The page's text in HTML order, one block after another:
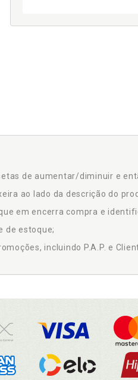
de aumentar/diminuir e
ao lado da descrição do
em encerra compra e
de estoque;
incluindo P.A.P. e